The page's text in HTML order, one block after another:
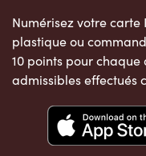
Numérisez votre carte
plastique ou
10 points pour
admissibles effectués